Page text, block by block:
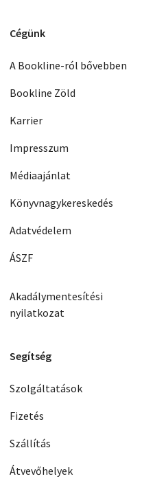
Cégünk
A Bookline-ról bővebben
Bookline Zöld
Karrier
Impresszum
Médiaajánlat
Könyvnagykereskedés
Adatvédelem
ÁSZF
Akadálymentesítési
nyilatkozat
Segítség
Szolgáltatások
Fizetés
Szállítás
Átvevőhelyek